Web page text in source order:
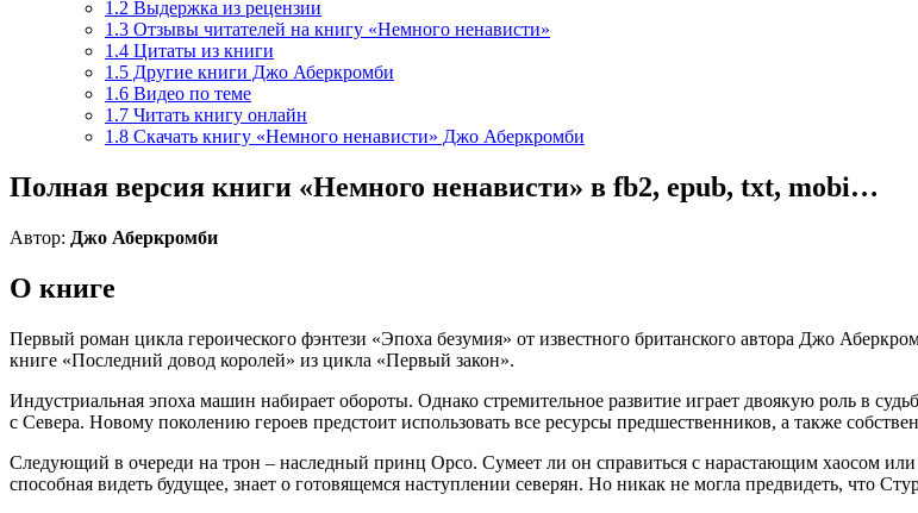
1.2 Выдержка из рецензии
1.3 Отзывы читателей на книгу «Немного ненависти»
1.4 Цитаты из книги
1.5 Другие книги Джо Аберкромби
1.6 Видео по теме
1.7 Читать книгу онлайн
1.8 Скачать книгу «Немного ненависти» Джо Аберкромби
Полная версия книги «Немного ненависти» в fb2, epub, txt, mobi…
Автор: Джо Аберкромби
О книге
Первый роман цикла героического фэнтези «Эпоха безумия» от известного британского автора Джо
книге «Последний довод королей» из цикла «Первый закон».
Индустриальная эпоха машин набирает обороты. Однако стремительное развитие играет двоякую роль в
с Севера. Новому поколению героев предстоит использовать все ресурсы предшественников, а также
Следующий в очереди на трон – наследный принц Орсо. Сумеет ли он справиться с нарастающим хаосом
способная видеть будущее, знает о готовящемся наступлении северян. Но никак не могла предвидеть, что